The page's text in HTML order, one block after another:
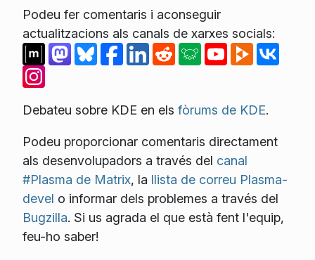
Podeu fer comentaris i aconseguir
actualitzacions als canals de xarxes socials:
Debateu sobre KDE en els fòrums de KDE.
Podeu proporcionar comentaris directament
als desenvolupadors a través del canal
#Plasma de Matrix, la llista de correu Plasma-
devel o informar dels problemes a través del
Bugzilla. Si us agrada el que està fent l'equip,
feu-ho saber!